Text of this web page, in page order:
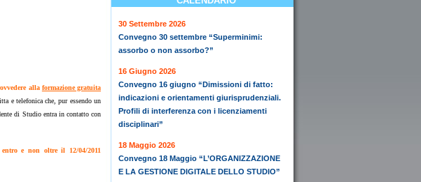
alla formazione gratuita
e telefonica che, pur essendo un
di Studio entra in contatto con
entro e non oltre il 12/04/2011
30 Settembre 2026
Convegno 30 settembre “Superminimi:
assorbo o non assorbo?”
16 Giugno 2026
Convegno 16 giugno “Dimissioni di fatto:
indicazioni e orientamenti giurisprudenziali.
Profili di interferenza con i licenziamenti
disciplinari”
18 Maggio 2026
Convegno 18 Maggio “L’ORGANIZZAZIONE
E LA GESTIONE DIGITALE DELLO STUDIO”